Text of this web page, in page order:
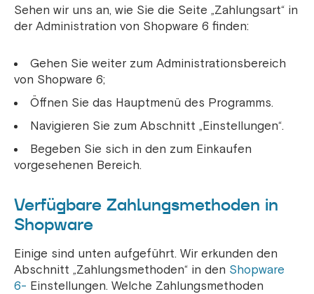
Sehen wir uns an, wie Sie die Seite „Zahlungsart“ in
der Administration von Shopware 6 finden:
Gehen Sie weiter zum Administrationsbereich
von Shopware 6;
Öffnen Sie das Hauptmenü des Programms.
Navigieren Sie zum Abschnitt „Einstellungen“.
Begeben Sie sich in den zum Einkaufen
vorgesehenen Bereich.
Verfügbare Zahlungsmethoden in
Shopware
Einige sind unten aufgeführt. Wir erkunden den
Abschnitt „Zahlungsmethoden“ in den Shopware
6- Einstellungen. Welche Zahlungsmethoden